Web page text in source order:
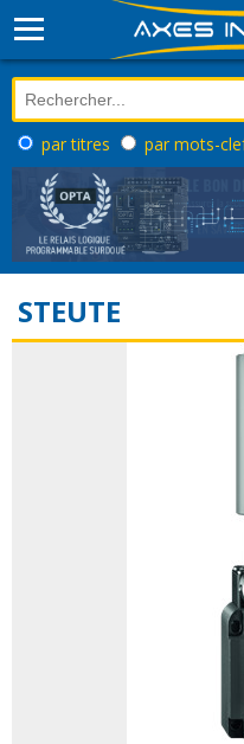
par titres par mots-
STEUTE